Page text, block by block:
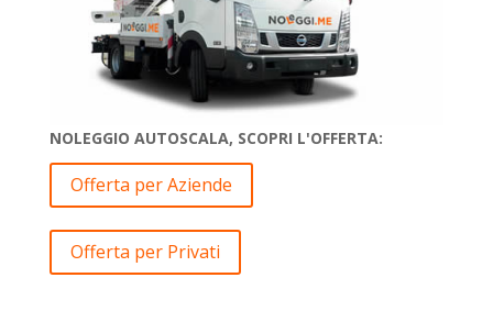
NOLEGGIO AUTOSCALA, SCOPRI L'OFFERTA:
Offerta per Aziende
Offerta per Privati